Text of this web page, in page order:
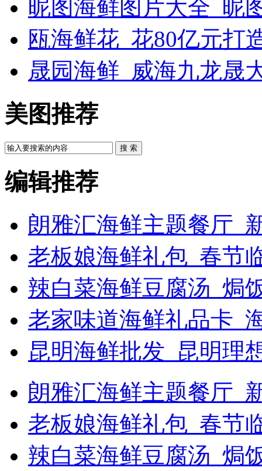
昵图海鲜图片大全_昵
瓯海鲜花_花80亿元打
晟园海鲜_威海九龙晟
美图推荐
搜 索
编辑推荐
朗雅汇海鲜主题餐厅_
老板娘海鲜礼包_春节
辣白菜海鲜豆腐汤_焗
老家味道海鲜礼品卡_
昆明海鲜批发_昆明理
朗雅汇海鲜主题餐厅_
老板娘海鲜礼包_春节
辣白菜海鲜豆腐汤_焗